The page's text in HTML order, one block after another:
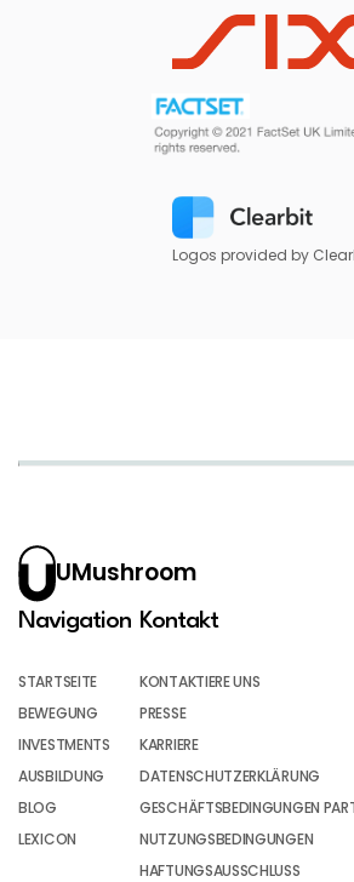
Logos provided by
UMushroom
Navigation
STARTSEITE
BEWEGUNG
INVESTMENTS
AUSBILDUNG
BLOG
LEXICON
Kontakt
KONTAKTIERE UNS
PRESSE
KARRIERE
DATENSCHUTZERKLÄRUNG
GESCHÄFTSBEDINGUNGEN
NUTZUNGSBEDINGUNGEN
HAFTUNGSAUSSCHLUSS